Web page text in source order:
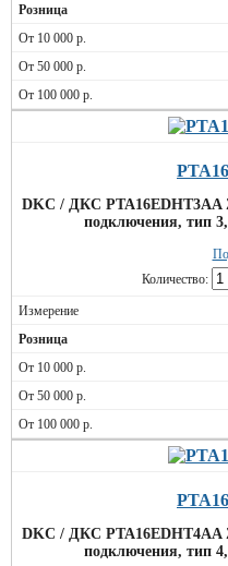
DKC / ДКС PTA16EDHT3AA
подключения, тип
Количество:
DKC / ДКС PTA16EDHT4AA
подключения, тип